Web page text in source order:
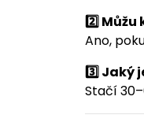
2️⃣
Ano,
3️⃣ Jaký
Stačí